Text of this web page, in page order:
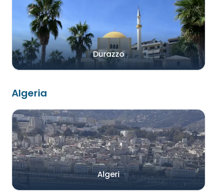
Durazzo
Algeria
Algeri